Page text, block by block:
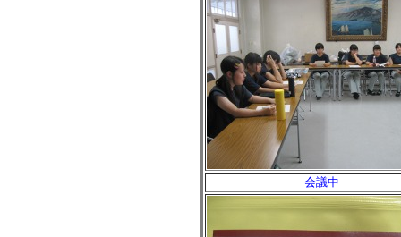
会議中